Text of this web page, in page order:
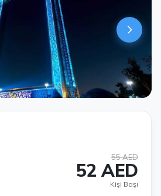
55 AED
52 AED
Kişi Başı